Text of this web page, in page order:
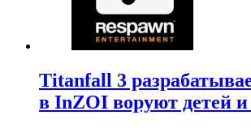
Titanfall 3
в InZOI воруют детей и